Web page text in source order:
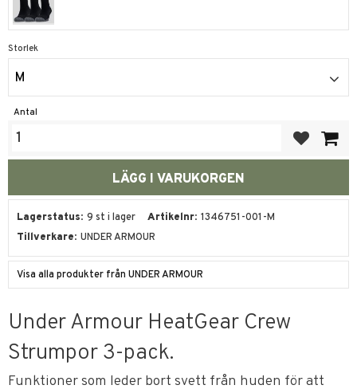
Storlek
M
Antal
Lagerstatus 9 st i lager Artikelnr 1346751-001-M
Tillverkare UNDER ARMOUR
Visa alla produkter från UNDER ARMOUR
Under Armour HeatGear Crew
Strumpor 3-pack.
Funktioner som leder bort svett från huden för att